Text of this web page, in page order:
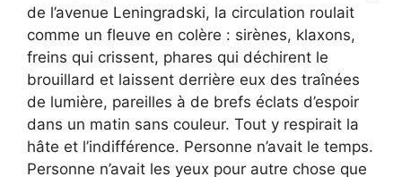
de l’avenue Leningradski, la circulation roulait
comme un fleuve en colère : sirènes, klaxons,
freins qui crissent, phares qui déchirent le
brouillard et laissent derrière eux des traînées
de lumière, pareilles à de brefs éclats d’espoir
dans un matin sans couleur. Tout y respirait la
hâte et l’indifférence. Personne n’avait le temps.
Personne n’avait les yeux pour autre chose que